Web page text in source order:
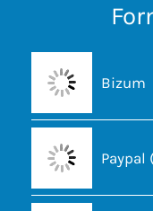
Bizum
Paypal